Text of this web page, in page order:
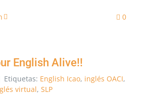
0
English Alive!!
Etiquetas: English Icao, inglés OACI,
virtual, SLP